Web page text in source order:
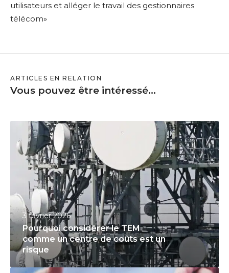
utilisateurs et alléger le travail des gestionnaires
télécom»
ARTICLES EN RELATION
Vous pouvez être intéressé...
u
o
i
c
o
3 février 2026
Pourquoi considérer le TEM
comme un centre de coûts est un
risque